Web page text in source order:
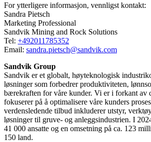
For ytterligere informasjon, vennligst kontakt:
Sandra Pietsch
Marketing Professional
Sandvik Mining and Rock Solutions
Tel: +492011785352
Email: sandra.pietsch@sandvik.com
Sandvik Group
Sandvik er et globalt, høyteknologisk
løsninger som forbedrer produktiviteten,
bærekraften for våre kunder. Vi er i forkant av
fokuserer på å optimalisere våre kunders
verdensledende tilbud inkluderer utstyr,
løsninger til gruve- og anleggsindustrien. I
41 000 ansatte og en omsetning på ca. 123
150 land.